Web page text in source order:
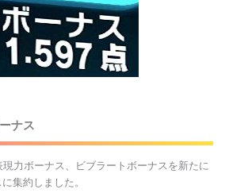
ナス
力ボーナス、ビブラートボーナスを新たに
集約しました。